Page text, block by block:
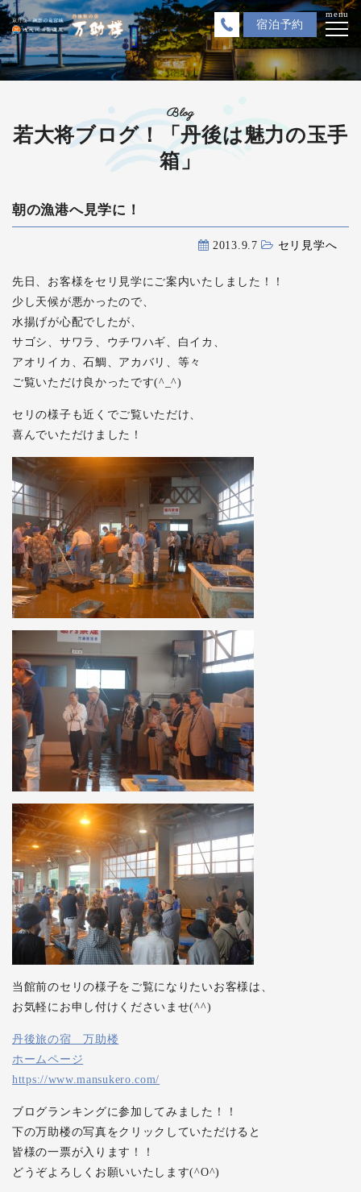
宿泊予約
menu
Blog
若大将ブログ！「丹後は魅力の玉手
箱」
朝の漁港へ見学に！
2013.9.7 セリ見学へ
先日、お客様をセリ見学にご案内いたしました！！
少し天候が悪かったので、
水揚げが心配でしたが、
サゴシ、サワラ、ウチワハギ、白イカ、
アオリイカ、石鯛、アカバリ、等々
ご覧いただけ良かったです(^_^)
セリの様子も近くでご覧いただけ、
喜んでいただけました！
当館前のセリの様子をご覧になりたいお客様は、
お気軽にお申し付けくださいませ(^^)
丹後旅の宿 万助楼
ホームページ
https://www.mansukero.com/
ブログランキングに参加してみました！！
下の万助楼の写真をクリックしていただけると
皆様の一票が入ります！！
どうぞよろしくお願いいたします(^O^)